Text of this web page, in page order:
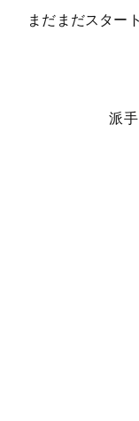
まだまだスター
派